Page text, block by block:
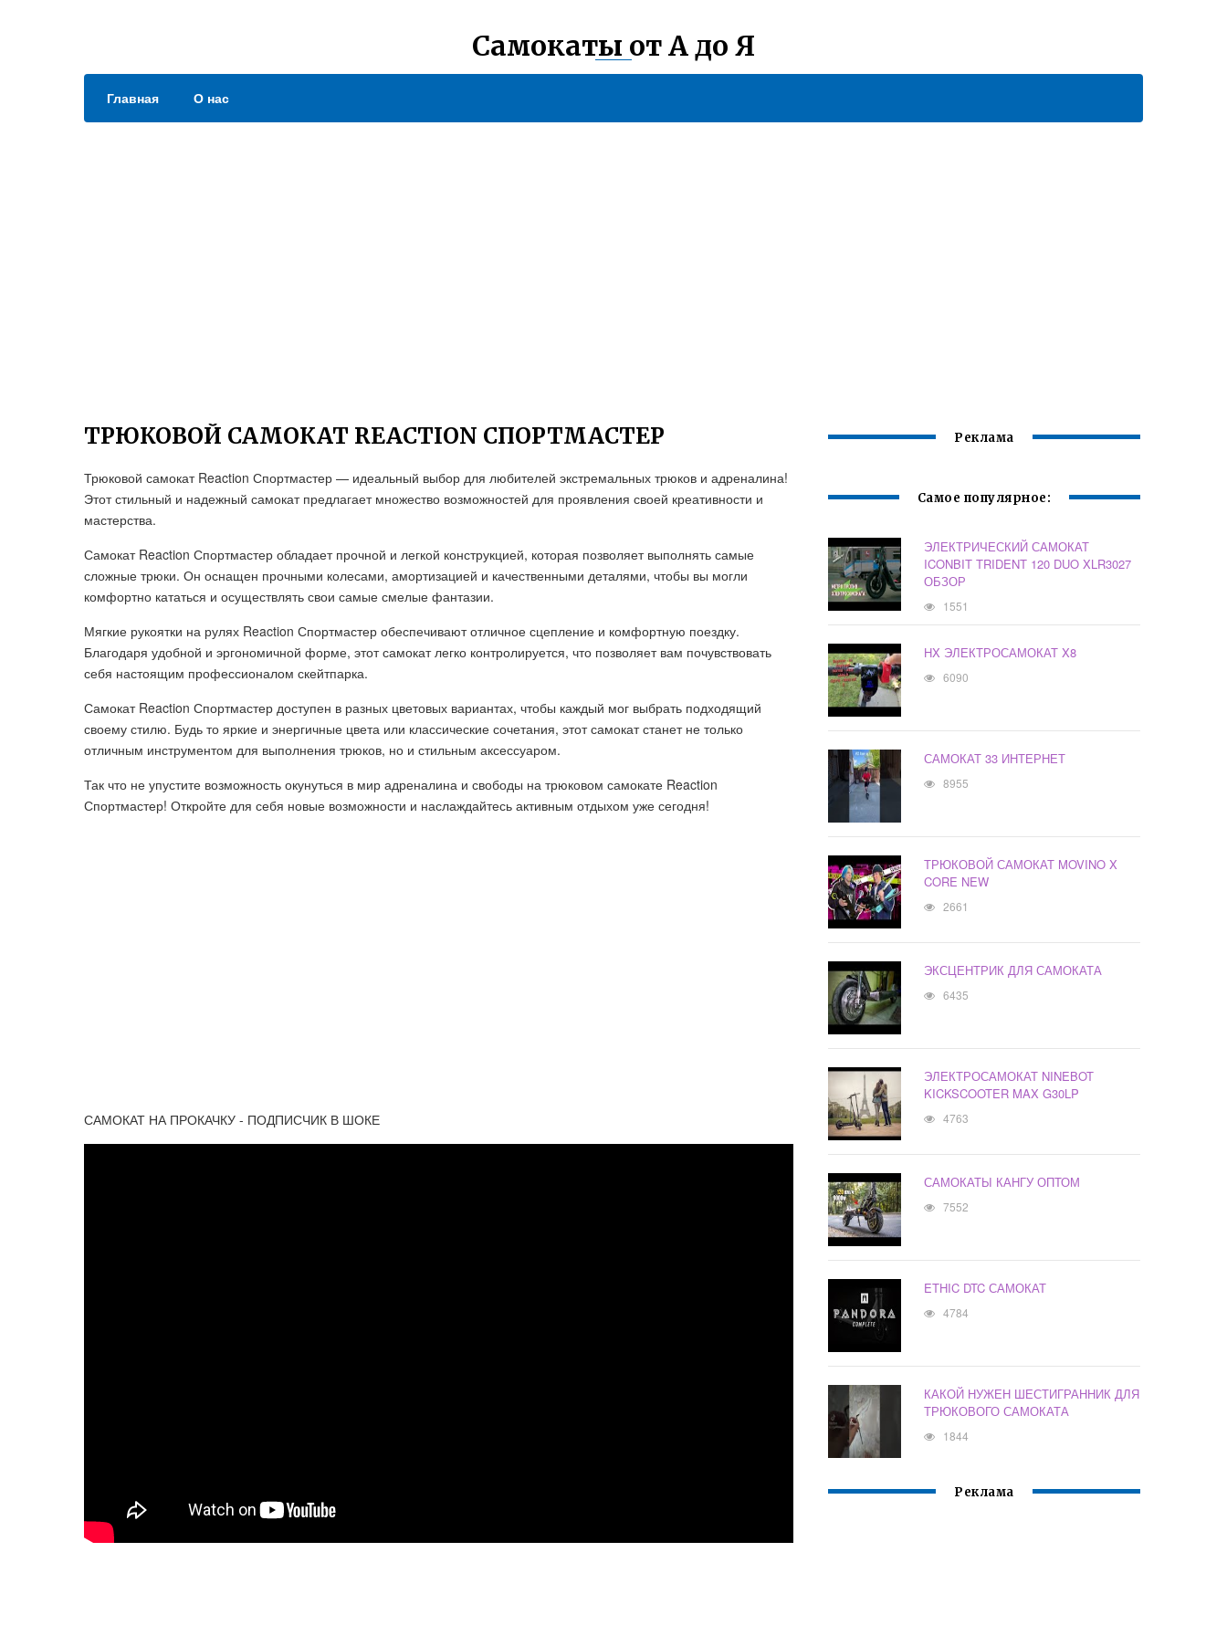
Самокаты от А до Я
Главная О нас
ТРЮКОВОЙ САМОКАТ REACTION СПОРТМАСТЕР
Трюковой самокат Reaction Спортмастер — идеальный выбор для любителей экстремальных трюков и адреналина!
Этот стильный и надежный самокат предлагает множество возможностей для проявления своей креативности и
мастерства.
Самокат Reaction Спортмастер обладает прочной и легкой конструкцией, которая позволяет выполнять самые
сложные трюки. Он оснащен прочными колесами, амортизацией и качественными деталями, чтобы вы могли
комфортно кататься и осуществлять свои самые смелые фантазии.
Мягкие рукоятки на рулях Reaction Спортмастер обеспечивают отличное сцепление и комфортную поездку.
Благодаря удобной и эргономичной форме, этот самокат легко контролируется, что позволяет вам почувствовать
себя настоящим профессионалом скейтпарка.
Самокат Reaction Спортмастер доступен в разных цветовых вариантах, чтобы каждый мог выбрать подходящий
своему стилю. Будь то яркие и энергичные цвета или классические сочетания, этот самокат станет не только
отличным инструментом для выполнения трюков, но и стильным аксессуаром.
Так что не упустите возможность окунуться в мир адреналина и свободы на трюковом самокате Reaction
Спортмастер! Откройте для себя новые возможности и наслаждайтесь активным отдыхом уже сегодня!
САМОКАТ НА ПРОКАЧКУ - ПОДПИСЧИК В ШОКЕ
Реклама
Самое популярное:
ЭЛЕКТРИЧЕСКИЙ САМОКАТ
ICONBIT TRIDENT 120 DUO XLR3027
ОБЗОР
1551
HX ЭЛЕКТРОСАМОКАТ X8
6090
САМОКАТ 33 ИНТЕРНЕТ
8955
ТРЮКОВОЙ САМОКАТ MOVINO X
CORE NEW
2661
ЭКСЦЕНТРИК ДЛЯ САМОКАТА
6435
ЭЛЕКТРОСАМОКАТ NINEBOT
KICKSCOOTER MAX G30LP
4763
САМОКАТЫ КАНГУ ОПТОМ
7552
ETHIC DTC САМОКАТ
4784
КАКОЙ НУЖЕН ШЕСТИГРАННИК ДЛЯ
ТРЮКОВОГО САМОКАТА
1844
Реклама